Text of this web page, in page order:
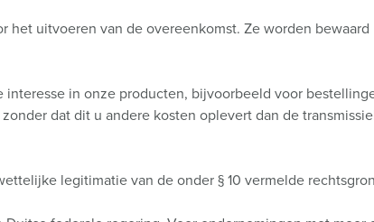
het uitvoeren van de overeenkomst. Ze worden bewaard
in onze producten, bijvoorbeeld voor
dat dit u andere kosten oplevert dan de
legitimatie van de onder § 10 vermelde